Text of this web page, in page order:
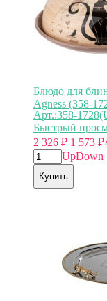
Блюдо для
Agness (358-
Арт.:358-
Быстрый
2 326 ₽ 1 573 ₽
UpDown
Купить